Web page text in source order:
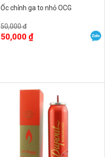
Ốc chỉnh ga to nhỏ OCG
50,000 đ
50,000 ₫